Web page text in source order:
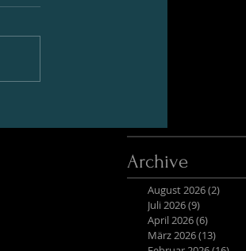
Archive
August 2026(2)
Juli 2026(9)
April 2026(6)
März 2026(13)